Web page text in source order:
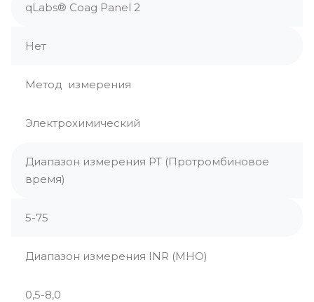
qLabs® Coag Panel 2
Нет
Метод измерения
Электрохимический
Диапазон измерения PT (Протромбиновое
время)
5-75
Диапазон измерения INR (МНО)
0,5-8,0